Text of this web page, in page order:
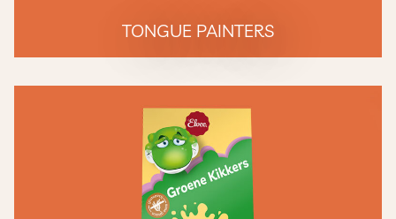
TONGUE PAINTERS